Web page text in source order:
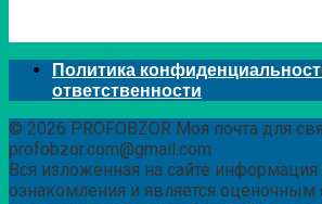
Политика
ответственности
© 2026 PROFOBZOR Моя почта для
profobzor.com@gmail.com
Вся изложенная на сайте
ознакомления и является